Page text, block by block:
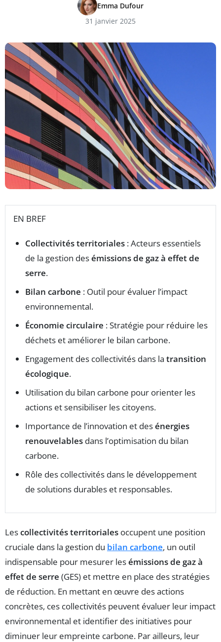
Emma Dufour
31 janvier 2025
EN BREF
Collectivités territoriales : Acteurs essentiels
de la gestion desémissions de gaz à effet de
serre.
Bilan carbone : Outil pour évaluer l’impact
environnemental.
Économie circulaire : Stratégie pour réduire les
déchets et améliorer le bilan carbone.
Engagement des collectivités dans la transition
écologique.
Utilisation du bilan carbone pour orienter les
actions et sensibiliser les citoyens.
Importance de l’innovation et desénergies
renouvelables dans l’optimisation du bilan
carbone.
Rôle des collectivités dans le développement
de solutions durables et responsables.
Lescollectivités territoriales occupent une position
cruciale dans la gestion du bilan carbone, un outil
indispensable pour mesurer lesémissions de gaz à
effet de serre (GES) et mettre en place des stratégies
de réduction. En mettant en œuvre des actions
concrètes, ces collectivités peuvent évaluer leur impact
environnemental et identifier des initiatives pour
diminuer leur empreinte carbone. Par ailleurs, leur